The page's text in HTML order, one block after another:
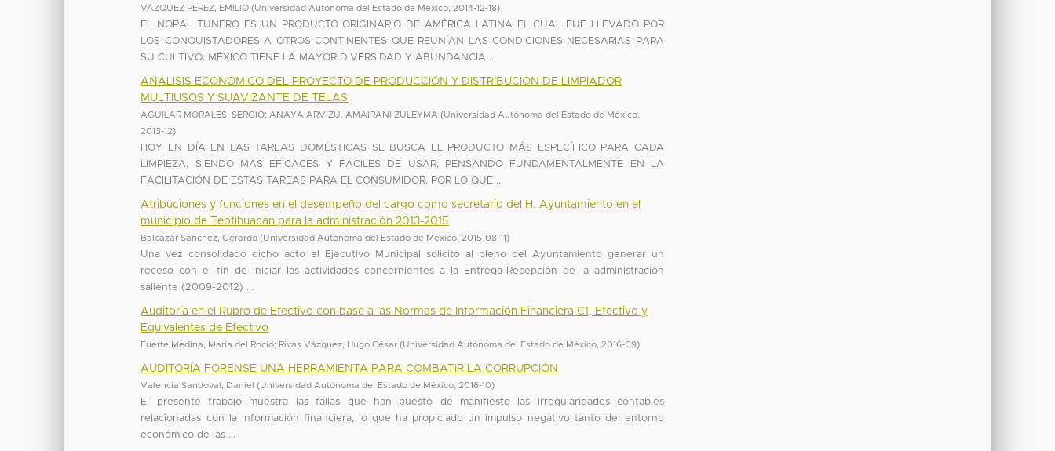
VÁZQUEZ PÉREZ, EMILIO (Universidad Autónoma del Estado de México 2014-12-18)
EL NOPAL TUNERO ES UN PRODUCTO ORIGINARIO DE AMÉRICA LATINA EL CUAL FUE LLEVADO POR
LOS CONQUISTADORES A OTROS CONTINENTES QUE REUNÍAN LAS CONDICIONES NECESARIAS PARA
SU CULTIVO. MÉXICO TIENE LA MAYOR DIVERSIDAD Y ABUNDANCIA ...
ANÁLISIS ECONÓMICO DEL PROYECTO DE PRODUCCIÓN Y DISTRIBUCIÓN DE LIMPIADOR
MULTIUSOS Y SUAVIZANTE DE TELAS
AGUILAR MORALES, SERGIO; ANAYA ARVIZU, AMAIRANI ZULEYMA (Universidad Autónoma del Estado de México
2013-12)
HOY EN DÍA EN LAS TAREAS DOMÉSTICAS SE BUSCA EL PRODUCTO MÁS ESPECÍFICO PARA CADA
LIMPIEZA, SIENDO MAS EFICACES Y FÁCILES DE USAR, PENSANDO FUNDAMENTALMENTE EN LA
FACILITACIÓN DE ESTAS TAREAS PARA EL CONSUMIDOR. POR LO QUE ...
Atribuciones y funciones en el desempeño del cargo como secretario del H. Ayuntamiento en el
municipio de Teotihuacán para la administración 2013-2015
Balcázar Sánchez, Gerardo (Universidad Autónoma del Estado de México 2015-08-11)
Una vez consolidado dicho acto el Ejecutivo Municipal solicito al pleno del Ayuntamiento generar un
receso con el fin de iniciar las actividades concernientes a la Entrega-Recepción de la administración
saliente (2009-2012) ...
Auditoría en el Rubro de Efectivo con base a las Normas de Información Financiera C1, Efectivo y
Equivalentes de Efectivo
Fuerte Medina, María del Rocío; Rivas Vázquez, Hugo César (Universidad Autónoma del Estado de México 2016-09)
AUDITORÍA FORENSE UNA HERRAMIENTA PARA COMBATIR LA CORRUPCIÓN
Valencia Sandoval, Daniel (Universidad Autónoma del Estado de México 2016-10)
El presente trabajo muestra las fallas que han puesto de manifiesto las irregularidades contables
relacionadas con la información financiera, lo que ha propiciado un impulso negativo tanto del entorno
económico de las ...